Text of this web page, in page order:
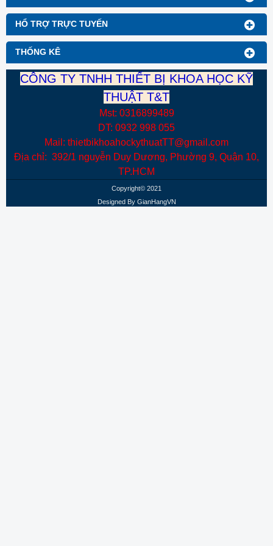
HỔ TRỢ TRỰC TUYẾN
THỐNG KÊ
sáng là 5000K tương ứng
với ánh sáng trắng ấm.
CÔNG TY TNHH THIẾT BỊ KHOA HỌC KỸ
THUẬT T&T
Mst: 0316899489
DT: 0932 998 055
Mail: thietbikhoahockythuatTT@gmail.com
Địa chỉ: 392/1 nguyễn Duy Dương, Phường 9, Quận 10,
TP.HCM
Copyright© 2021
Designed By GianHangVN